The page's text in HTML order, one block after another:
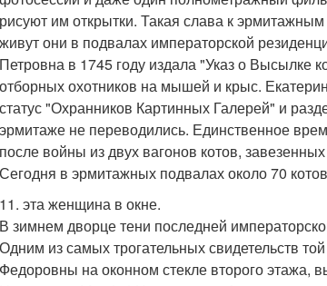
рисуют им открытки. Такая слава к
живут они в подвалах императорской
Петровна в 1745 году издала "Указ о Высылке
отборных охотников на мышей и крыс.
статус "Охранников Картинных Галерей" и
эрмитаже не переводились. Единственное
после войны из двух вагонов котов,
Сегодня в эрмитажных подвалах около 70
11. эта женщина в окне.
В зимнем дворце тени последней
Одним из самых трогательных свидетельств
Федоровны на оконном стекле второго